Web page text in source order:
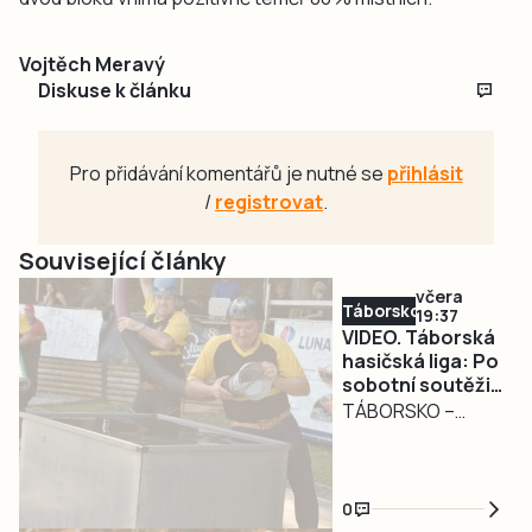
Vojtěch Meravý
Diskuse k článku
Pro přidávání komentářů je nutné se přihlásit
/registrovat.
Související články
Táborsko
včera
19:37
VIDEO. Táborská
hasičská liga: Po
sobotní soutěži
v Božejovicích a
TÁBORSKO –
kolo EMAS
Táborské
0